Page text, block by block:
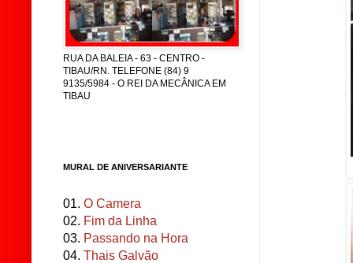
RUA DA BALEIA - 63 - CENTRO -
TIBAU/RN. TELEFONE (84) 9
9135/5984 - O REI DA MECÂNICA EM
TIBAU
MURAL DE ANIVERSARIANTE
01. O Camera
02. Fim da Linha
03. Passando na Hora
04. Thais Galvão